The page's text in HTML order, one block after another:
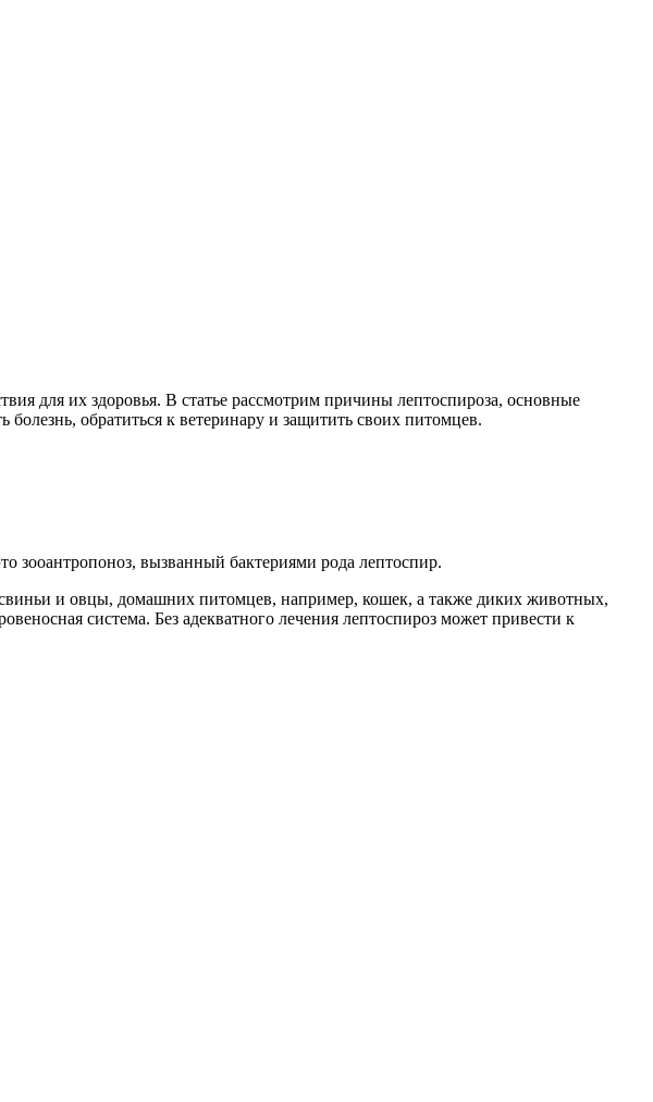
для их здоровья. В статье рассмотрим причины лептоспироза, основные
обратиться к ветеринару и защитить своих питомцев.
зооантропоноз, вызванный бактериями рода лептоспир.
и овцы, домашних питомцев, например, кошек, а также диких животных,
система. Без адекватного лечения лептоспироз может привести к